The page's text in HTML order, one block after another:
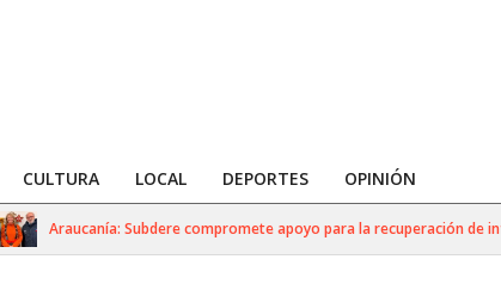
CULTURA LOCAL DEPORTES OPINIÓN
Araucanía: Subdere compromete apoyo para la recuperación de